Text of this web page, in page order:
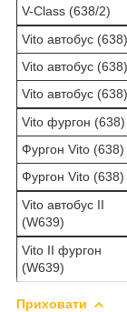
V-Class (638/2)
Vito автобус (638)
Vito автобус (638)
Vito автобус (638)
Vito фургон (638)
Фургон Vito (638)
Фургон Vito (638)
Vito автобус II
(W639)
Vito II фургон
(W639)
Приховати